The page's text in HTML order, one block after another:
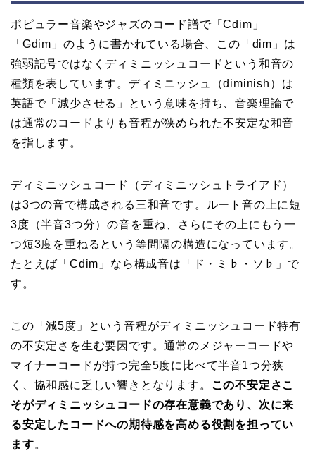
ポピュラー音楽やジャズのコード譜で「Cdim」
「Gdim」のように書かれている場合、この「dim」は
強弱記号ではなくディミニッシュコードという和音の
種類を表しています。ディミニッシュ（diminish）は
英語で「減少させる」という意味を持ち、音楽理論で
は通常のコードよりも音程が狭められた不安定な和音
を指します。
ディミニッシュコード（ディミニッシュトライアド）
は3つの音で構成される三和音です。ルート音の上に短
3度（半音3つ分）の音を重ね、さらにその上にもう一
つ短3度を重ねるという等間隔の構造になっています。
たとえば「Cdim」なら構成音は「ド・ミ♭・ソ♭」で
す。
この「減5度」という音程がディミニッシュコード特有
の不安定さを生む要因です。通常のメジャーコードや
マイナーコードが持つ完全5度に比べて半音1つ分狭
く、協和感に乏しい響きとなります。
この不安定さこ
そがディミニッシュコードの存在意義であり、次に来
る安定したコードへの期待感を高める役割を担ってい
ます。